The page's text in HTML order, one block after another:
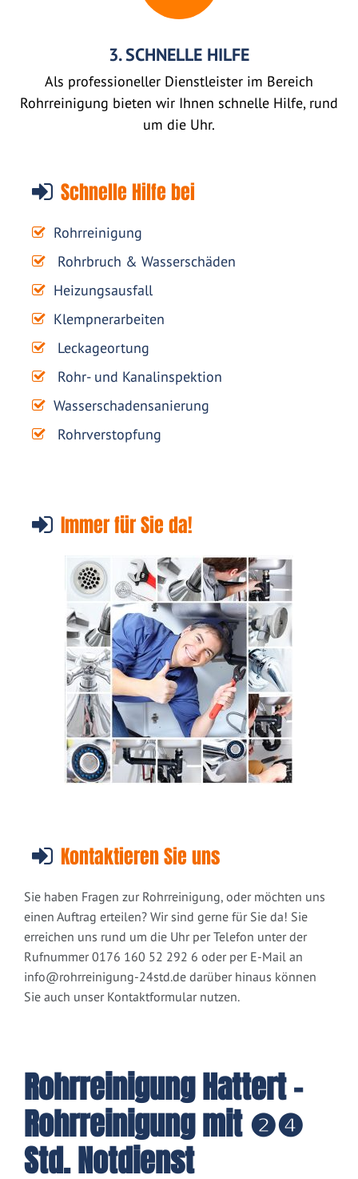
3. SCHNELLE HILFE
Als professioneller Dienstleister im Bereich
Rohrreinigung bieten wir Ihnen schnelle Hilfe, rund
um die Uhr.
Schnelle Hilfe bei
Rohrreinigung
Rohrbruch & Wasserschäden
Heizungsausfall
Klempnerarbeiten
Leckageortung
Rohr- und Kanalinspektion
Wasserschadensanierung
Rohrverstopfung
Immer für Sie da!
Kontaktieren Sie uns
Sie haben Fragen zur Rohrreinigung, oder möchten uns
einen Auftrag erteilen? Wir sind gerne für Sie da! Sie
erreichen uns rund um die Uhr per Telefon unter der
Rufnummer 0176 160 52 292 6 oder per E-Mail an
info@rohrreinigung-24std.de darüber hinaus können
Sie auch unser Kontaktformular nutzen.
Rohrreinigung Hattert -
Rohrreinigung mit ❷❹
Std. Notdienst